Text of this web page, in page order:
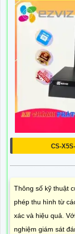
CS-
Thông số kỹ thuật
phép thu hình từ
xác và hiệu quả.
nghiệm giám sát